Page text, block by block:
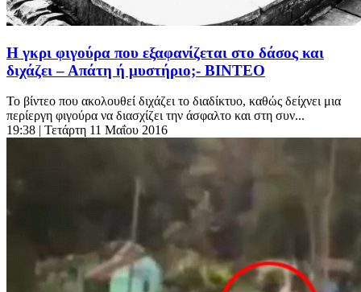
Η γκρι φιγούρα που εξαφανίζεται στο δάσος και
διχάζει – Απάτη ή μυστήριο;- ΒΙΝΤΕΟ
Το βίντεο που ακολουθεί διχάζει το διαδίκτυο, καθώς δείχνει μια
περίεργη φιγούρα να διασχίζει την άσφαλτο και στη συν...
19:38 | Τετάρτη 11 Μαΐου 2016